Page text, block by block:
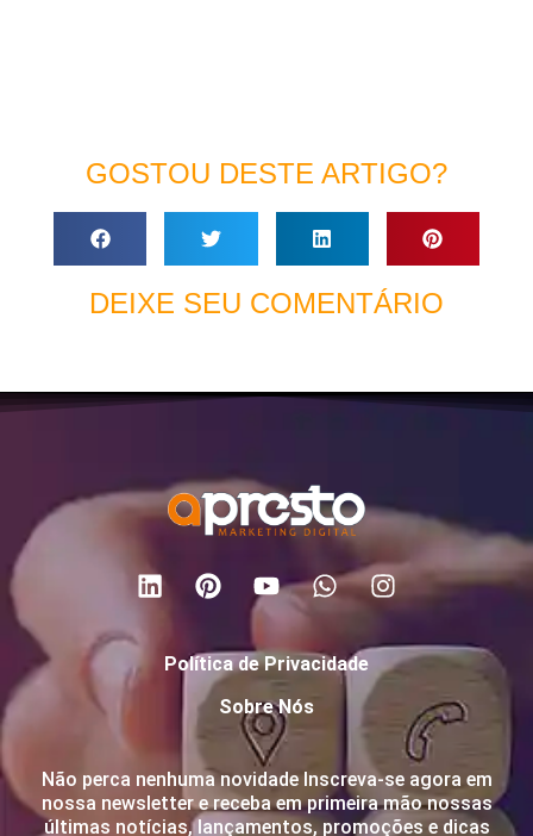
GOSTOU DESTE ARTIGO?
DEIXE SEU COMENTÁRIO
Política de Privacidade
Sobre Nós
Não perca nenhuma novidade Inscreva-se agora em
nossa newsletter e receba em primeira mão nossas
últimas notícias, lançamentos, promoções e dicas